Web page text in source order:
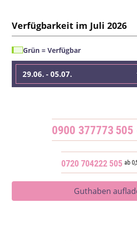
Verfügbarkeit im Juli 2026
Grün = Verfügbar
0900 377773 505
0720 704222 505 ab
Guthaben